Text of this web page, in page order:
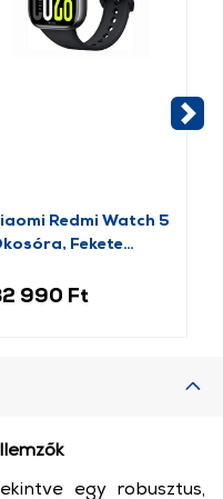
Redmi Watch 5
Fekete
990 Ft
egy robusztus,